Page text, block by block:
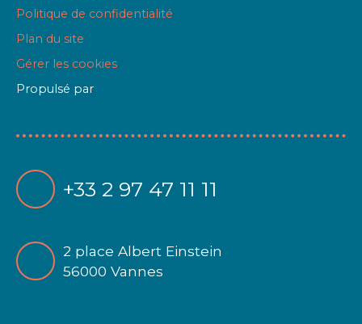
Politique de confidentialité
Plan du site
Gérer les cookies
Propulsé par
+33 2 97 47 11 11
2 place Albert Einstein
56000 Vannes